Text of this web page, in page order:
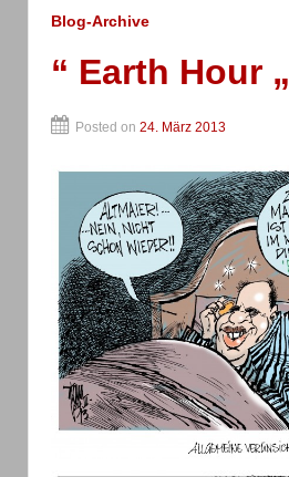
Blog-Archive
“ Earth Hour „
Posted on 24. März 2013